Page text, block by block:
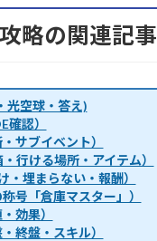
略の関連記事
光空球・答え)
認）
サブイベント）
行ける場所・アイテム）
埋まらない・報酬）
号「倉庫マスター」）
効果）
終盤・スキル）